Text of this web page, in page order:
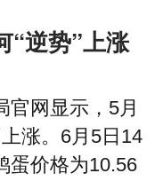
“逆势”上涨
官网显示，5月
涨。6月5日14
蛋价格为10.56